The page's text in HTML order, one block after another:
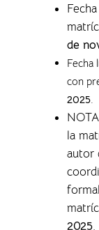
de
Fecha
con
2025.
la
autor
2025.